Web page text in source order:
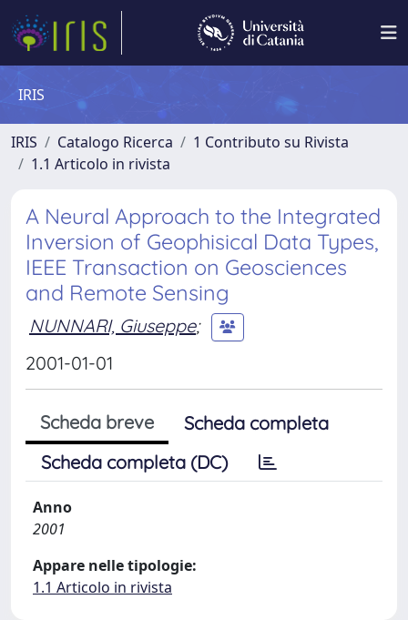
IRIS
IRIS Catalogo Ricerca
1 Contributo su Rivista
1.1 Articolo in rivista
A Neural Approach to the Integrated
Inversion of Geophisical Data Types,
IEEE Transaction on Geosciences
and Remote Sensing
NUNNARI, Giuseppe;
2001-01-01
Scheda breve
Scheda completa
Scheda completa (DC)
Anno
2001
Appare nelle tipologie:
1.1 Articolo in rivista